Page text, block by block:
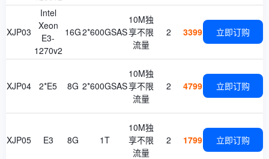
XJP03
Intel
Xeon
E3-
1270v2
16G2*600GSAS
10M独
享不限
流量
2 3399 立即订购
XJP04 2*E5 8G 2*600GSAS
10M独
享不限
流量
2 4799 立即订购
XJP05 E3 8G 1T
10M独
享不限
流量
2 1799 立即订购